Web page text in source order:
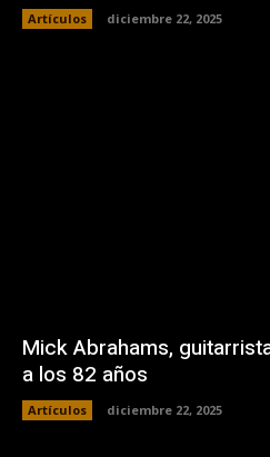
Artículos diciembre 22, 2025
Mick Abrahams,
a los 82 años
Artículos diciembre 22, 2025